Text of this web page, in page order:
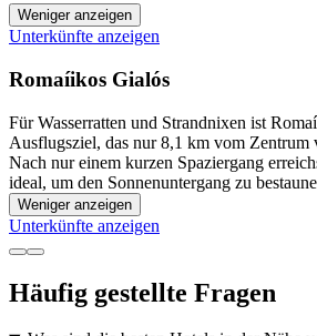
Weniger anzeigen
Unterkünfte anzeigen
Romaíikos Gialós
Für Wasserratten und Strandnixen ist
Ausflugsziel, das nur 8,1 km vom Zentrum
Nach nur einem kurzen Spaziergang
ideal, um den Sonnenuntergang zu
Weniger anzeigen
Unterkünfte anzeigen
Häufig gestellte Fragen